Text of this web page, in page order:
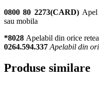
0800 80 2273(CARD)Apel
sau mobila
*8028 Apelabil din orice
0264.594.337 Apelabil din
Produse similare